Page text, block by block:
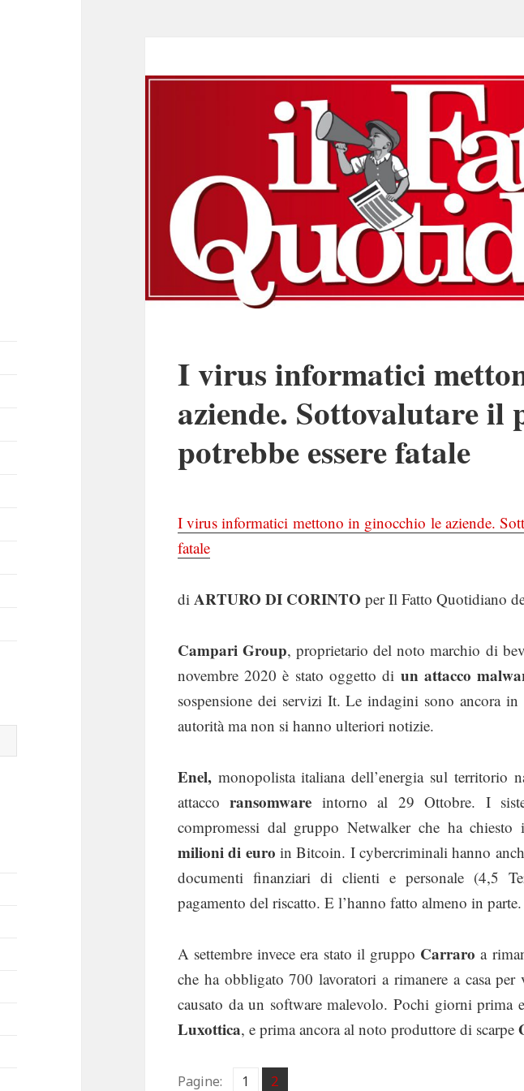
I virus informatici
aziende. Sottovalutare il
potrebbe essere fatale
I virus informatici mettono in ginocchio le aziende.
fatale
di ARTURO DI CORINTO per Il Fatto Quotidiano
Campari Group, proprietario del noto marchio di
novembre 2020 è stato oggetto di un attacco
sospensione dei servizi It. Le indagini sono ancora in
autorità ma non si hanno ulteriori notizie.
Enel, monopolista italiana dell’energia sul territorio
attaccoransomware intorno al 29 Ottobre. I
compromessi dal gruppo Netwalker che ha
milioni di euro in Bitcoin. I cybercriminali hanno
documenti finanziari di clienti e personale (4,5
pagamento del riscatto. E l’hanno fatto almeno in parte.
A settembre invece era stato il gruppo Carraro a
che ha obbligato 700 lavoratori a rimanere a casa
causato da un software malevolo. Pochi giorni prima
Luxottica, e prima ancora al noto produttore di scarpe
Pagine: Pagina
1 ,
Pagina
2